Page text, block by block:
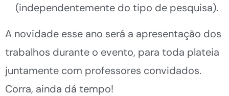
(independentemente do tipo de pesquisa).
A novidade esse ano será a apresentação dos
trabalhos durante o evento, para toda plateia
juntamente com professores convidados.
Corra, ainda dá tempo!